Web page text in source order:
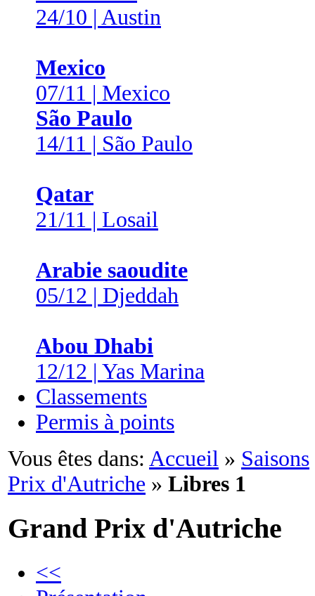
24/10 | Austin
Mexico
07/11 | Mexico
São Paulo
14/11 | São Paulo
Qatar
21/11 | Losail
Arabie saoudite
05/12 | Djeddah
Abou Dhabi
12/12 | Yas Marina
Classements
Permis à points
Vous êtes dans: Accueil » Saisons
Prix d'Autriche » Libres 1
Grand Prix d'Autriche
<<